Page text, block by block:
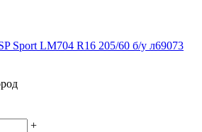
Sport LM704 R16 205/60 б/у л69073
+